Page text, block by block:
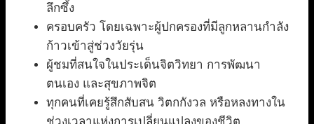
ลึกซึ้ง
ครอบครัว โดยเฉพาะผู้ปกครองที่มีลูกหลานกำลัง
ก้าวเข้าสู่ช่วงวัยรุ่น
ผู้ชมที่สนใจในประเด็นจิตวิทยา การพัฒนา
ตนเอง และสุขภาพจิต
ทุกคนที่เคยรู้สึกสับสน วิตกกังวล หรือหลงทางใน